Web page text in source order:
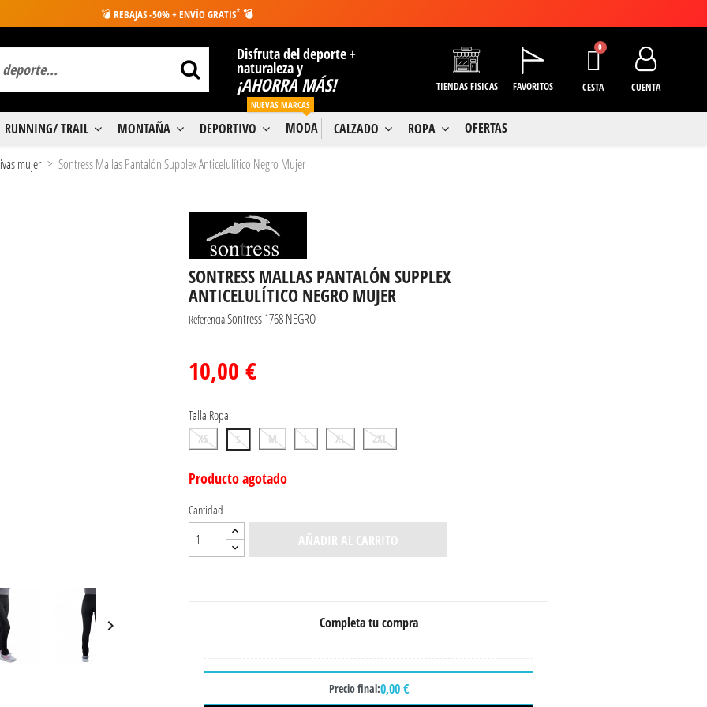
💣 REBAJAS -50% + ENVÍO GRATIS* 💣
Disfruta del deporte +
naturaleza y
¡AHORRA MÁS! TIENDAS FISICAS FAVORITOS CESTA CUENTA
RUNNING/ TRAIL MONTAÑA DEPORTIVO MODA
NUEVAS MARCAS
CALZADO ROPA OFERTAS
mujer Sontress Mallas Pantalón Supplex Anticelulítico Negro Mujer

SONTRESS MALLAS PANTALÓN SUPPLEX
ANTICELULÍTICO NEGRO MUJER
ReferenciaSontress 1768 NEGRO
10,00 €
Talla Ropa:
XS S M L XL 2XL
Producto agotado
Cantidad
AÑADIR AL CARRITO
Completa tu compra
Precio final:0,00 €